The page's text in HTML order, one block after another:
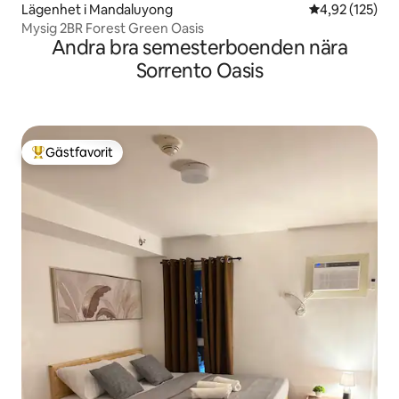
Lägenhet i Mandaluyong 4,92 av 5 i
4,92 (125)
Mysig 2BR Forest Green Oasis
Andra bra semesterboenden nära
Sorrento Oasis
Populär gästfavorit
Gästfavorit